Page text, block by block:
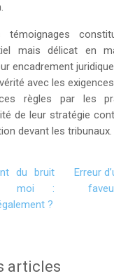
témoignages
mais délicat en
encadrement
avec les
règles par les
de leur stratégie
devant les tribunaux.
du bruit
moi :
?
Erreur
articles